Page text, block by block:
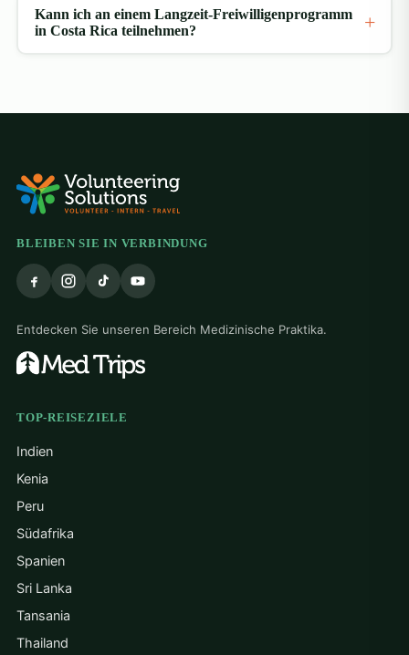
Sie uns eine E-Mail an
Weiter entdecken
Freiwilligenprogramme im Ausland
Freiwilligenprogramme im Ausland
Freiwilligenprogramme für Kinderbetreuung
im Ausland
Freiwilligenprogramme im Ausland für den
Medizinische Freiwilligenprogramme im
Kann ich an einem Langzeit-Freiwilligenprogramm
in Costa Rica teilnehmen?
BLEIBEN SIE IN VERBINDUNG
Entdecken Sie unseren Bereich Medizinische Praktika.
TOP-REISEZIELE
Indien
Kenia
Peru
Südafrika
Spanien
Sri Lanka
Tansania
Thailand